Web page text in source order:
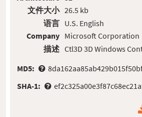
文件大小
语言
Company
描述
26.5 kb
U.S. English
Microsoft Corporation
Ctl3D 3D Windows
MD5:
SHA-1: